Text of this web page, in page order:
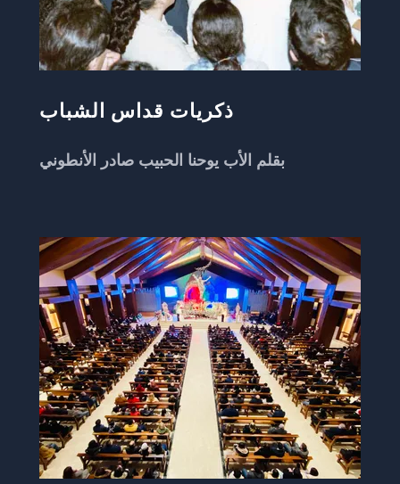
ذكريات قداس الشباب